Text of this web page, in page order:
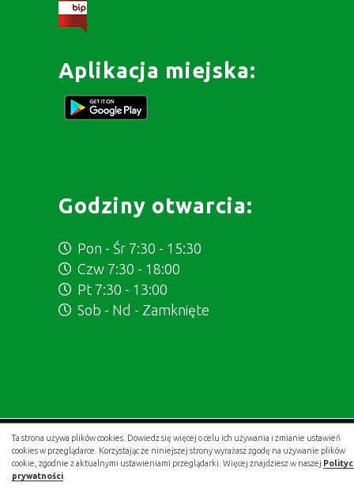
Ta strona używa plików cookies. Dowiedz się więcej o celu ich używania i zmianie ustawień
cookies w przeglądarce. Korzystając ze niniejszej strony wyrażasz zgodę na używanie plików
cookie, zgodnie z aktualnymi ustawieniami przeglądarki. Więcej znajdziesz w naszej
prywatności
Aplikacja miejska:
Godziny otwarcia:
Pon - Śr 7:30 - 15:30
Czw 7:30 - 18:00
Pt 7:30 - 13:00
Sob - Nd - Zamknięte
Projekt i wykonanie:.gold studio digital